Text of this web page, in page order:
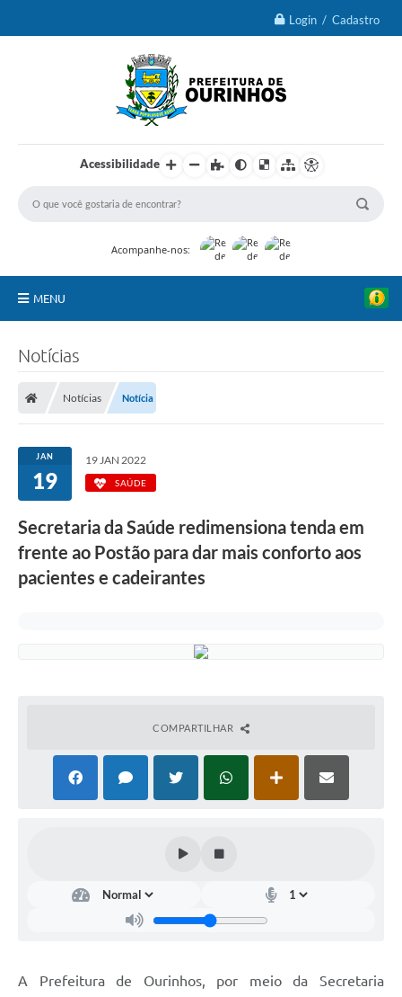
Login / Cadastro
Acessibilidade
Acompanhe-nos:
MENU
Portal da Transparência
Turismo
Secretarias
Ouvidoria
Notícias
Notícias Notícia
JAN
19
19 JAN 2022
SAÚDE
Secretaria da Saúde redimensiona tenda em
frente ao Postão para dar mais conforto aos
pacientes e cadeirantes
COMPARTILHAR
A Prefeitura de Ourinhos, por meio da Secretaria